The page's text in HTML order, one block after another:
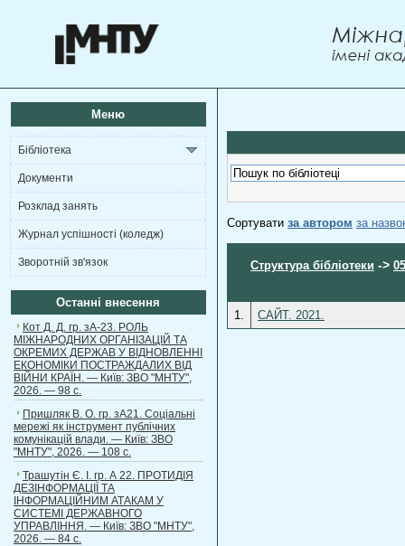
Меню
Бібліотека
Документи
Розклад занять
Журнал успішності (коледж)
Зворотній зв'язок
Останні внесення
Кот Д. Д. гр. зА-23. РОЛЬ
МІЖНАРОДНИХ ОРГАНІЗАЦІЙ ТА
ОКРЕМИХ ДЕРЖАВ У ВІДНОВЛЕННІ
ЕКОНОМІКИ ПОСТРАЖДАЛИХ ВІД
ВІЙНИ КРАЇН. — Київ: ЗВО "МНТУ",
2026. — 98 с.
Пришляк В. О. гр. зА21. Соціальні
мережі як інструмент публічних
комунікацій влади. — Київ: ЗВО
"МНТУ", 2026. — 108 с.
Трашутін Є. І. гр. А 22. ПРОТИДІЯ
ДЕЗІНФОРМАЦІЇ ТА
ІНФОРМАЦІЙНИМ АТАКАМ У
СИСТЕМІ ДЕРЖАВНОГО
УПРАВЛІННЯ. — Київ: ЗВО "МНТУ",
2026. — 84 с.
Сортувати за автором за
Структура бібліотеки ->
1. САЙТ. 2021.